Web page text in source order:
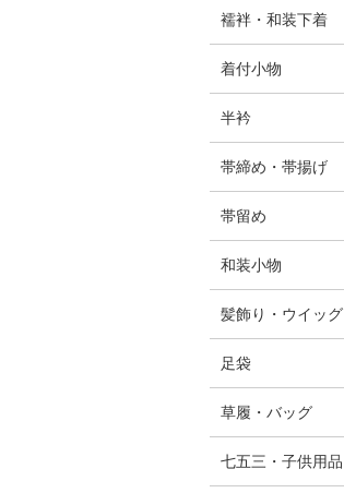
襦袢・和装下着
着付小物
半衿
帯締め・帯揚げ
帯留め
和装小物
髪飾り・ウイッグ
足袋
草履・バッグ
七五三・子供用品